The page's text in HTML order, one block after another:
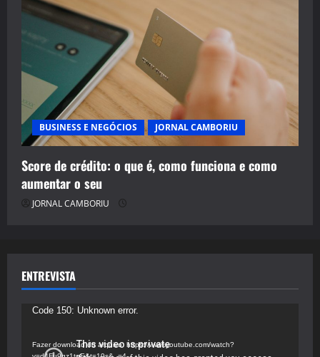
BUSINESS E NEGÓCIOS JORNAL CAMBORIU
Score de crédito: o que é, como funciona e como
aumentar o seu
JORNAL CAMBORIU
ENTREVISTA
Tocador
vídeo
Code 150: Unknown error.
Fazer download do arquivo: https://www.youtube.com/watch?